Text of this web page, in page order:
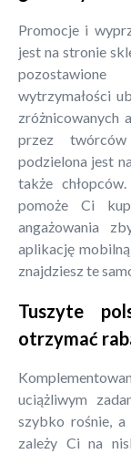
Promocje i
jest na stronie
wytrzymałości
zróżnicowanych
przez
podzielona jest
także
pomoże Ci
angażowania
aplikację
znajdziesz te
Tuszyte
otrzymać
uciążliwym
szybko rośnie, a
zależy Ci na